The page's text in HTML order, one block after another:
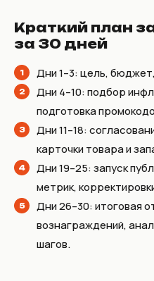
Краткий план
за 30 дней
Дни 1–3: цель, бюджет,
Дни 4–10: подбор
подготовка
Дни 11–18:
карточки товара и
Дни 19–25: запуск
метрик,
Дни 26–30: итоговая
вознаграждений,
шагов.